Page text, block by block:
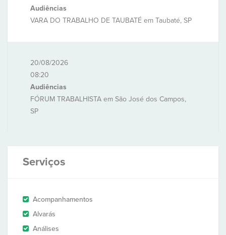
Audiências
VARA DO TRABALHO DE TAUBATÉ em Taubaté, SP
20/08/2026
08:20
Audiências
FÓRUM TRABALHISTA em São José dos Campos,
SP
Serviços
Acompanhamentos
Alvarás
Análises